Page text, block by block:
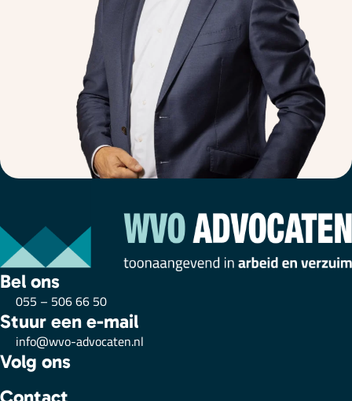
Bel ons
055 – 506 66 50
Stuur een e-mail
info@wvo-advocaten.nl
Volg ons